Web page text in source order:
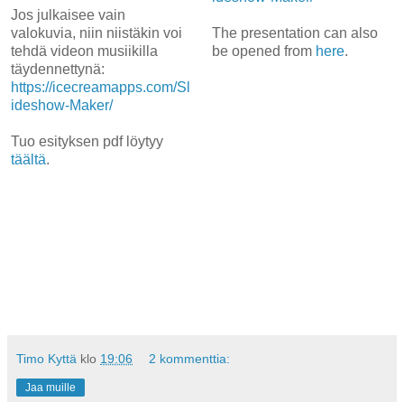
Jos julkaisee vain
valokuvia, niin niistäkin voi
tehdä videon musiikilla
täydennettynä:
https://icecreamapps.com/Sl
ideshow-Maker/
Tuo esityksen pdf löytyy
täältä.
The presentation can also
be opened from here.
Timo Kyttä klo 19:06 2 kommenttia:
Jaa muille